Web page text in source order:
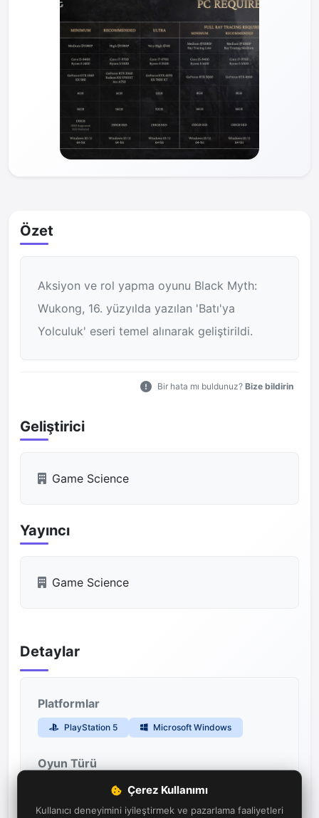
Çerez Kullanımı
Kullanıcı deneyimini iyileştirmek ve pazarlama faaliyetleri
Özet
Aksiyon ve rol yapma oyunu Black Myth:
Wukong, 16. yüzyılda yazılan 'Batı'ya
Yolculuk' eseri temel alınarak geliştirildi.
Bir hata mı buldunuz? Bize bildirin
Geliştirici
Game Science
Yayıncı
Game Science
Detaylar
Platformlar
PlayStation 5 Microsoft Windows
Oyun Türü
Rol Yapma